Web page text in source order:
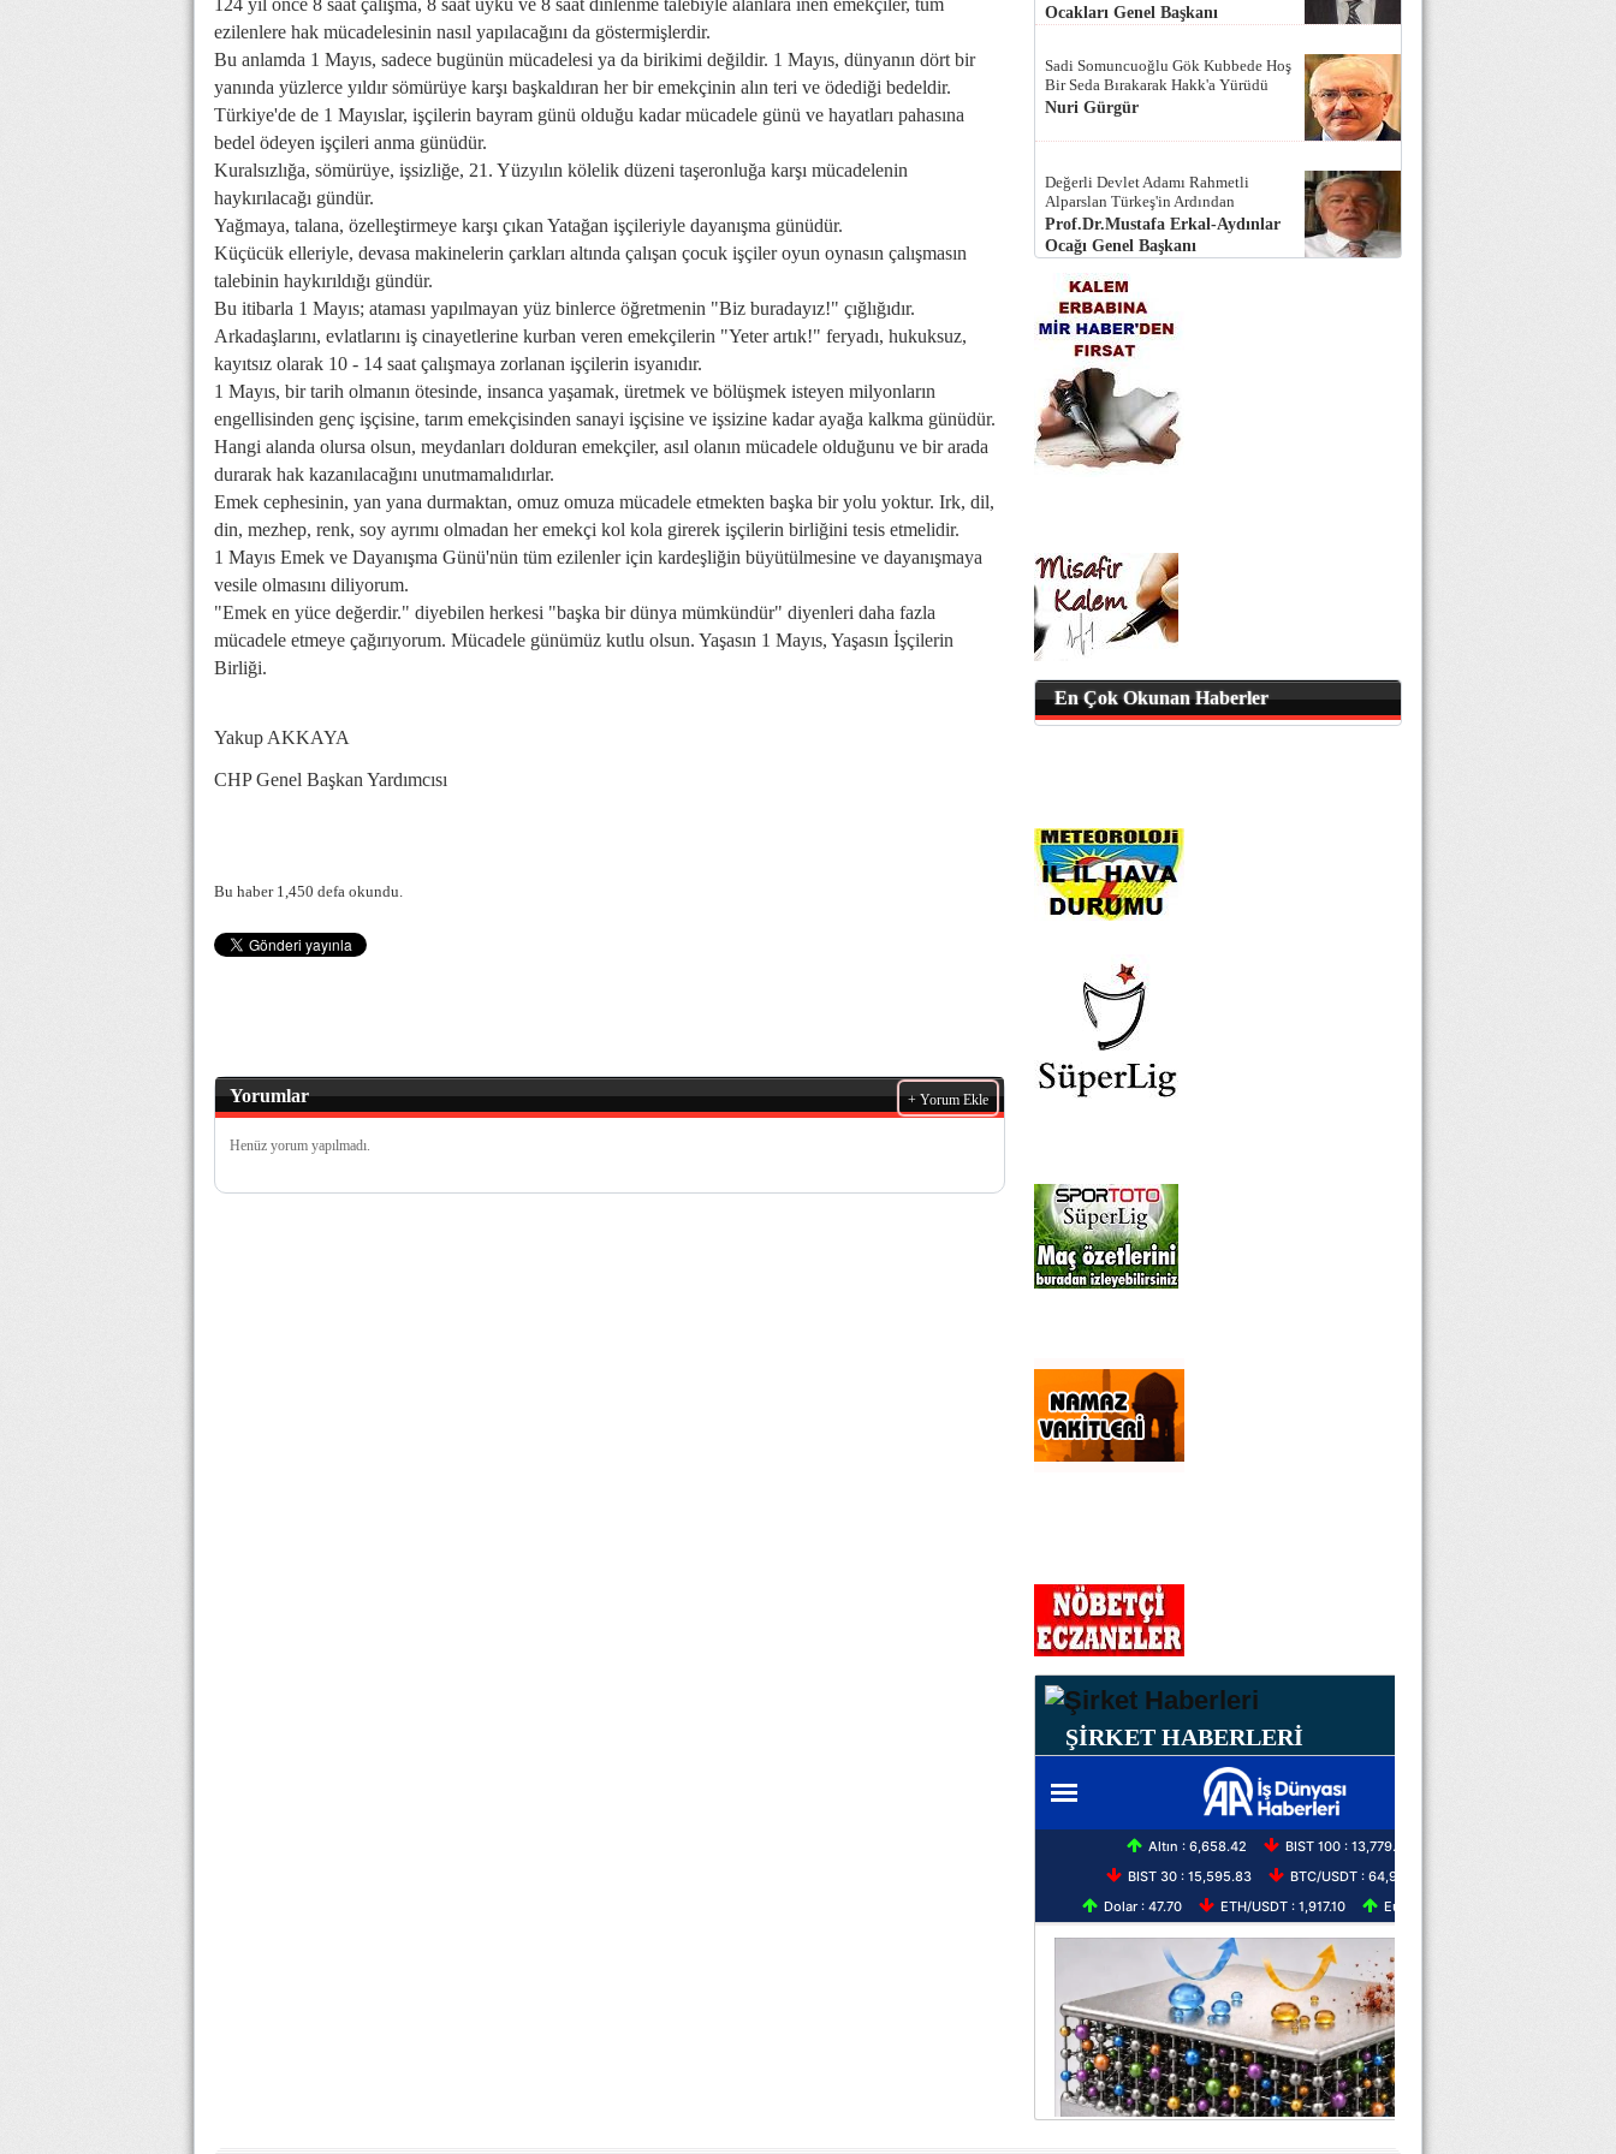
124 yıl önce 8 saat çalışma, 8 saat uyku ve 8 saat dinlenme talebiyle alanlara inen emekçiler, tüm
ezilenlere hak mücadelesinin nasıl yapılacağını da göstermişlerdir.
Bu anlamda 1 Mayıs, sadece bugünün mücadelesi ya da birikimi değildir. 1 Mayıs, dünyanın dört bir
yanında yüzlerce yıldır sömürüye karşı başkaldıran her bir emekçinin alın teri ve ödediği bedeldir.
Türkiye'de de 1 Mayıslar, işçilerin bayram günü olduğu kadar mücadele günü ve hayatları pahasına
bedel ödeyen işçileri anma günüdür.
Kuralsızlığa, sömürüye, işsizliğe, 21. Yüzyılın kölelik düzeni taşeronluğa karşı mücadelenin
haykırılacağı gündür.
Yağmaya, talana, özelleştirmeye karşı çıkan Yatağan işçileriyle dayanışma günüdür.
Küçücük elleriyle, devasa makinelerin çarkları altında çalışan çocuk işçiler oyun oynasın çalışmasın
talebinin haykırıldığı gündür.
Bu itibarla 1 Mayıs; ataması yapılmayan yüz binlerce öğretmenin "Biz buradayız!" çığlığıdır.
Arkadaşlarını, evlatlarını iş cinayetlerine kurban veren emekçilerin "Yeter artık!" feryadı, hukuksuz,
kayıtsız olarak 10 - 14 saat çalışmaya zorlanan işçilerin isyanıdır.
1 Mayıs, bir tarih olmanın ötesinde, insanca yaşamak, üretmek ve bölüşmek isteyen milyonların
engellisinden genç işçisine, tarım emekçisinden sanayi işçisine ve işsizine kadar ayağa kalkma günüdür.
Hangi alanda olursa olsun, meydanları dolduran emekçiler, asıl olanın mücadele olduğunu ve bir arada
durarak hak kazanılacağını unutmamalıdırlar.
Emek cephesinin, yan yana durmaktan, omuz omuza mücadele etmekten başka bir yolu yoktur. Irk, dil,
din, mezhep, renk, soy ayrımı olmadan her emekçi kol kola girerek işçilerin birliğini tesis etmelidir.
1 Mayıs Emek ve Dayanışma Günü'nün tüm ezilenler için kardeşliğin büyütülmesine ve dayanışmaya
vesile olmasını diliyorum.
"Emek en yüce değerdir." diyebilen herkesi "başka bir dünya mümkündür" diyenleri daha fazla
mücadele etmeye çağırıyorum. Mücadele günümüz kutlu olsun. Yaşasın 1 Mayıs, Yaşasın İşçilerin
Birliği.
Yakup AKKAYA
CHP Genel Başkan Yardımcısı
Bu haber 1,450 defa okundu.
Yorumlar + Yorum Ekle
Henüz yorum yapılmadı.
Ocakları Genel Başkanı
Sadi Somuncuoğlu Gök Kubbede Hoş
Bir Seda Bırakarak Hakk'a Yürüdü
Nuri Gürgür
Değerli Devlet Adamı Rahmetli
Alparslan Türkeş'in Ardından
Prof.Dr.Mustafa Erkal-Aydınlar
Ocağı Genel Başkanı
En Çok Okunan Haberler
ŞİRKET HABERLERİ